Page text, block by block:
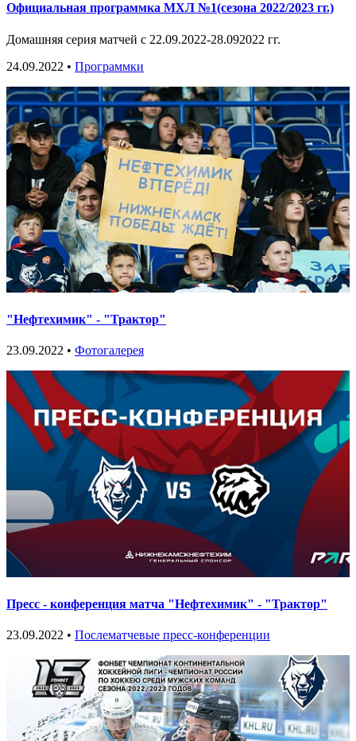
Официальная программка МХЛ №1(сезона 2022/2023 гг.)
Домашняя серия матчей с 22.09.2022-28.092022 гг.
24.09.2022 • Программки
"Нефтехимик" - "Трактор"
23.09.2022 • Фотогалерея
Пресс - конференция матча "Нефтехимик" - "Трактор"
23.09.2022 • Послематчевые пресс-конференции